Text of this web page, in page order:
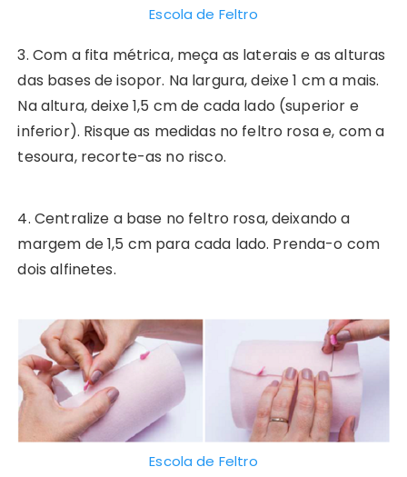
Escola de Feltro
3. Com a fita métrica, meça as laterais e as alturas
das bases de isopor. Na largura, deixe 1 cm a mais.
Na altura, deixe 1,5 cm de cada lado (superior e
inferior). Risque as medidas no feltro rosa e, com a
tesoura, recorte-as no risco.
4. Centralize a base no feltro rosa, deixando a
margem de 1,5 cm para cada lado. Prenda-o com
dois alfinetes.
Escola de Feltro